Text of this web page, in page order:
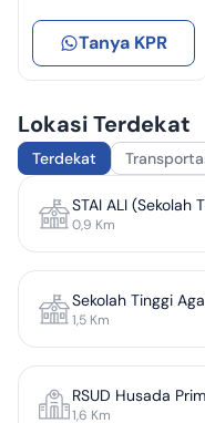
Tanya KPR
Lokasi Terdekat
Terdekat
STAI ALI (Sekolah
Surabaya)
0,9 Km
Sekolah Tinggi
1,5 Km
RSUD Husada
1,6 Km